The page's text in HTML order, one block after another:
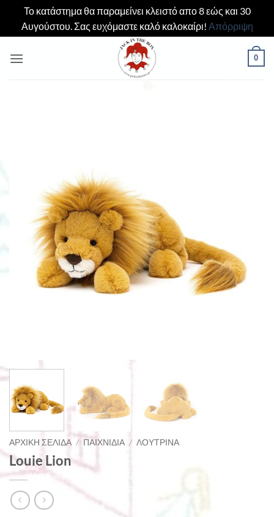
Το κατάστημα θα παραμείνει κλειστό απο 8 εώς και 30
Αυγούστου. Σας ευχόμαστε καλό καλοκαίρι! Απόρριψη
στο
0
ΑΡΧΙΚΉ ΣΕΛΊΔΑ / ΠΑΙΧΝΊΔΙΑ / ΛΟΎΤΡΙΝΑ
Louie Lion